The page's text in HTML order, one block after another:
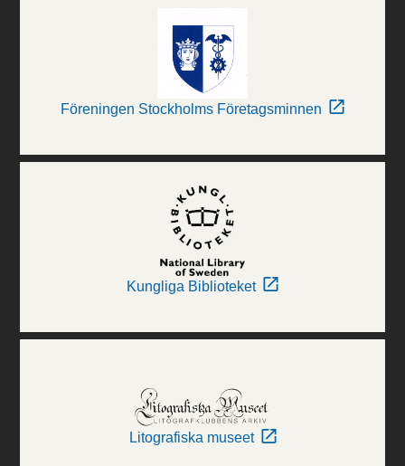
Föreningen Stockholms Företagsminnen
Kungliga Biblioteket
Litografiska museet